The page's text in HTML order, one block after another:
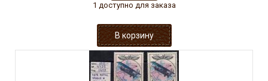
1 доступно для заказа